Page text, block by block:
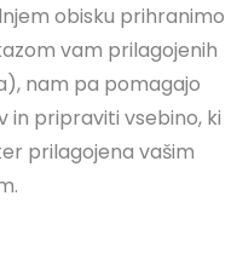
obisku prihranimo
vam prilagojenih
nam pa pomagajo
pripraviti vsebino, ki
prilagojena vašim